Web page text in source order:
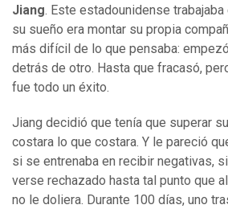
Jiang. Este estadounidense trabajaba
su sueño era montar su propia
más difícil de lo que pensaba:
detrás de otro. Hasta que fracasó,
fue todo un éxito.
Jiang decidió que tenía que superar
costara lo que costara. Y le pareció
si se entrenaba en recibir negativas,
verse rechazado hasta tal punto que
no le doliera. Durante 100 días, uno